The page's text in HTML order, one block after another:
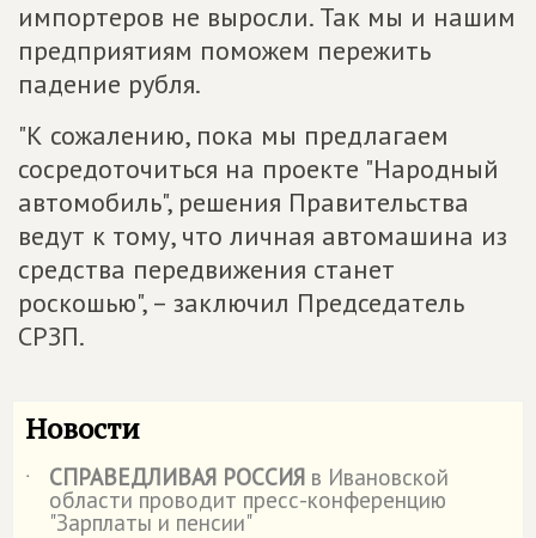
импортеров не выросли. Так мы и нашим
предприятиям поможем пережить
падение рубля.
"К сожалению, пока мы предлагаем
сосредоточиться на проекте "Народный
автомобиль", решения Правительства
ведут к тому, что личная автомашина из
средства передвижения станет
роскошью", – заключил Председатель
СРЗП.
Новости
˙ СПРАВЕДЛИВАЯ РОССИЯ в Ивановской
области проводит пресс-конференцию
"Зарплаты и пенсии"